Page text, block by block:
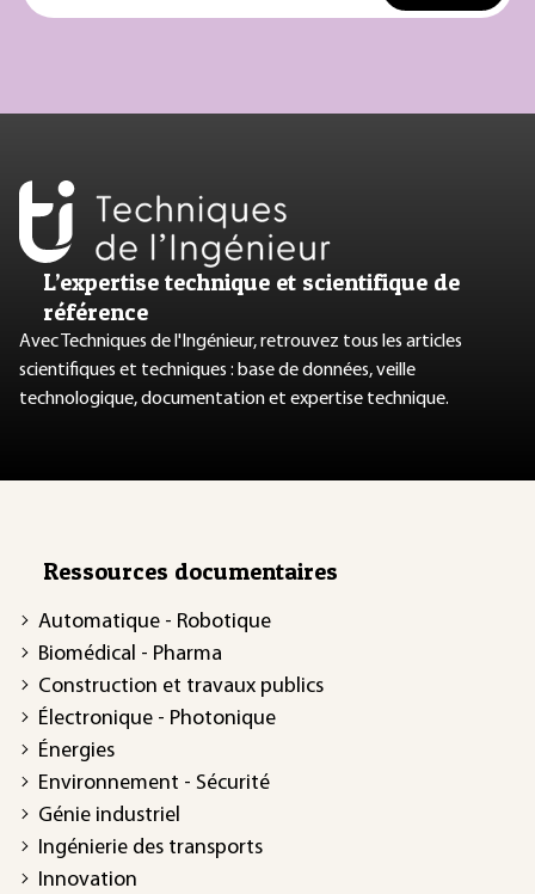
L’expertise technique et scientifique de
référence
Avec Techniques de l'Ingénieur, retrouvez tous les articles
scientifiques et techniques : base de données, veille
technologique, documentation et expertise technique.
Ressources documentaires
Automatique - Robotique
Biomédical - Pharma
Construction et travaux publics
Électronique - Photonique
Énergies
Environnement - Sécurité
Génie industriel
Ingénierie des transports
Innovation